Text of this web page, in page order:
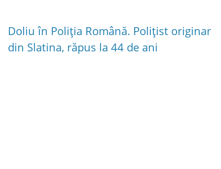
Doliu în Poliția Română. Polițist originar
din Slatina, răpus la 44 de ani